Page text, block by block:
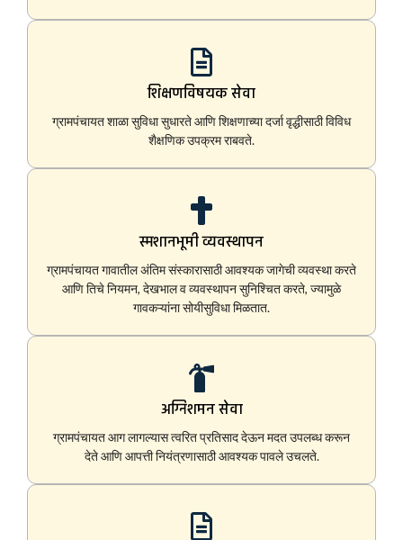
शिक्षणविषयक सेवा
ग्रामपंचायत शाळा सुविधा सुधारते आणि शिक्षणाच्या दर्जा वृद्धीसाठी विविध
शैक्षणिक उपक्रम राबवते.
स्मशानभूमी व्यवस्थापन
ग्रामपंचायत गावातील अंतिम संस्कारासाठी आवश्यक जागेची व्यवस्था करते
आणि तिचे नियमन, देखभाल व व्यवस्थापन सुनिश्चित करते, ज्यामुळे
गावकऱ्यांना सोयीसुविधा मिळतात.
अग्निशमन सेवा
ग्रामपंचायत आग लागल्यास त्वरित प्रतिसाद देऊन मदत उपलब्ध करून
देते आणि आपत्ती नियंत्रणासाठी आवश्यक पावले उचलते.